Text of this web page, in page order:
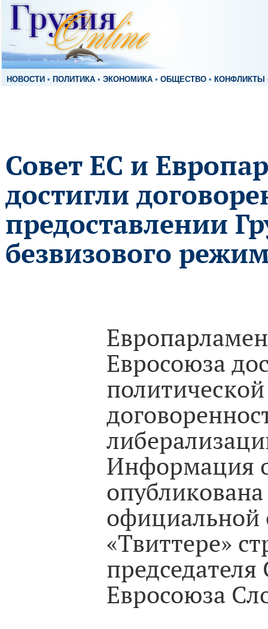
НОВОСТИ • ПОЛИТИКА • ЭКОНОМИКА • ОБЩЕСТВО • КОНФЛИКТЫ
Совет ЕС и
достигли
предоставлении
безвизового
Евросоюза
политической
Информация
официальной
«Твиттере»
председателя
Евросоюза